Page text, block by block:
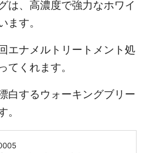
は、高濃度で強力なホワイ
ます。
エナメルトリートメント処
てくれます。
白するウォーキングブリー
。